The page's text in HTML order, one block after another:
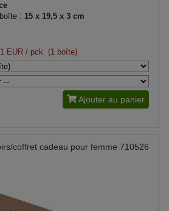
: 15 x 19,5 x 3 cm
EUR/ pck. (1 boîte)
Ajouter au panier
coffret cadeau pour femme 710526